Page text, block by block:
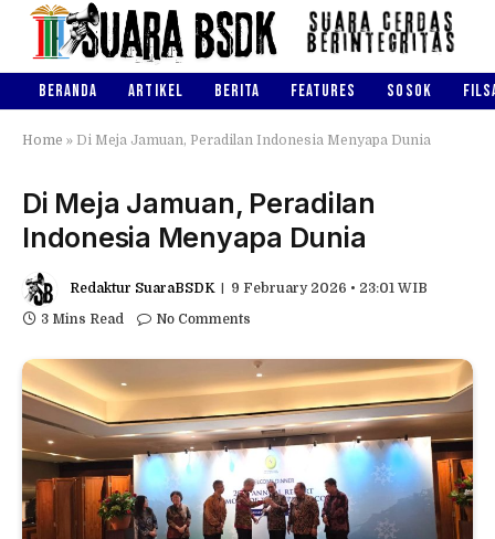
BERANDA ARTIKEL BERITA FEATURES SOSOK
Home » Di Meja Jamuan, Peradilan Indonesia Menyapa Dunia
Di Meja Jamuan, Peradilan
Indonesia Menyapa Dunia
Redaktur SuaraBSDK
9 February 2026 • 23:01 WIB
3 Mins Read
No Comments